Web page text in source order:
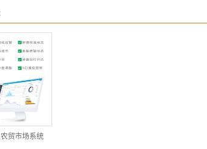
贸市场系统